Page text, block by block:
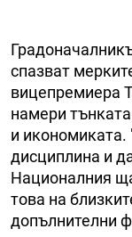
спазват
вицепремиера
намери
и икономиката.
дисциплина и
Националния
това на
допълнителни